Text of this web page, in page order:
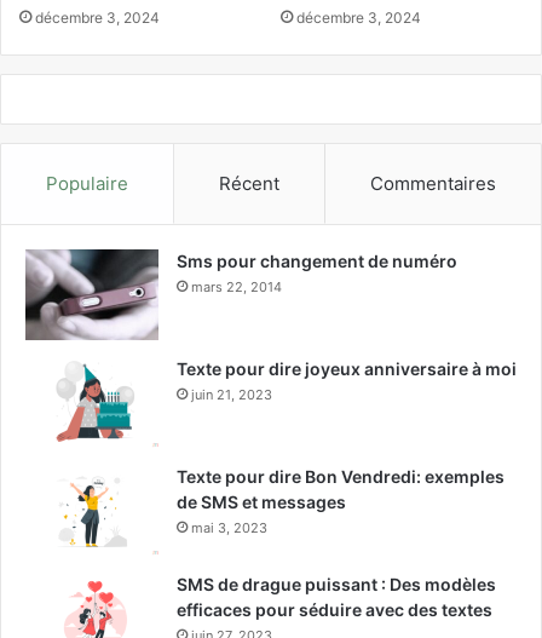
décembre 3, 2024 décembre 3, 2024
Populaire Récent Commentaires
Sms pour changement de numéro
mars 22, 2014
Texte pour dire joyeux anniversaire à moi
juin 21, 2023
Texte pour dire Bon Vendredi: exemples
de SMS et messages
mai 3, 2023
SMS de drague puissant : Des modèles
efficaces pour séduire avec des textes